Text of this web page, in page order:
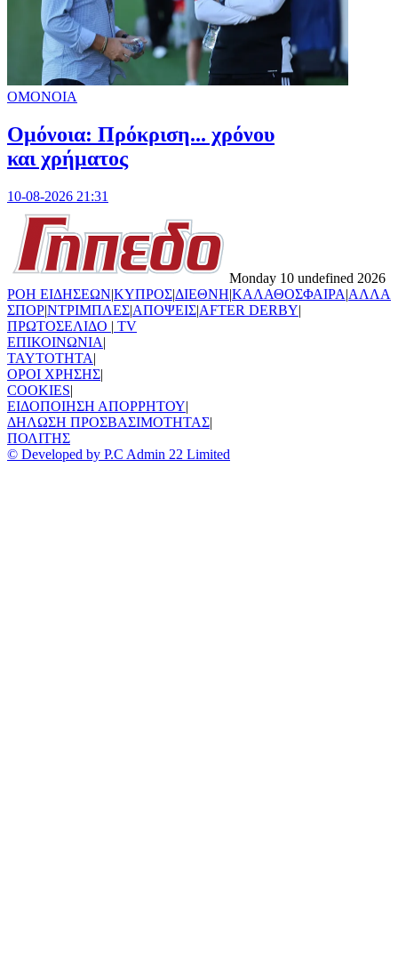
ΟΜΟΝΟΙΑ
Ομόνοια: Πρόκριση... χρόνου
και χρήματος
10-08-2026 21:31
Monday 10 undefined 2026
ΡΟΗ ΕΙΔΗΣΕΩΝ|ΚΥΠΡΟΣ|ΔΙΕΘΝΗ|ΚΑΛΑΘΟΣΦΑΙΡΑ|ΑΛΛΑ
ΣΠΟΡ|ΝΤΡΙΜΠΛΕΣ|ΑΠΟΨΕΙΣ|AFTER DERBY|
ΠΡΩΤΟΣΕΛΙΔΟ | TV
ΕΠΙΚΟΙΝΩΝΙΑ|
TAYTOTHTA|
ΟΡΟΙ ΧΡΗΣΗΣ|
COOKIES|
ΕΙΔΟΠΟΙΗΣΗ ΑΠΟΡΡΗΤΟΥ|
ΔΗΛΩΣΗ ΠΡΟΣΒΑΣΙΜΟΤΗΤΑΣ|
ΠΟΛΙΤΗΣ
© Developed by P.C Admin 22 Limited